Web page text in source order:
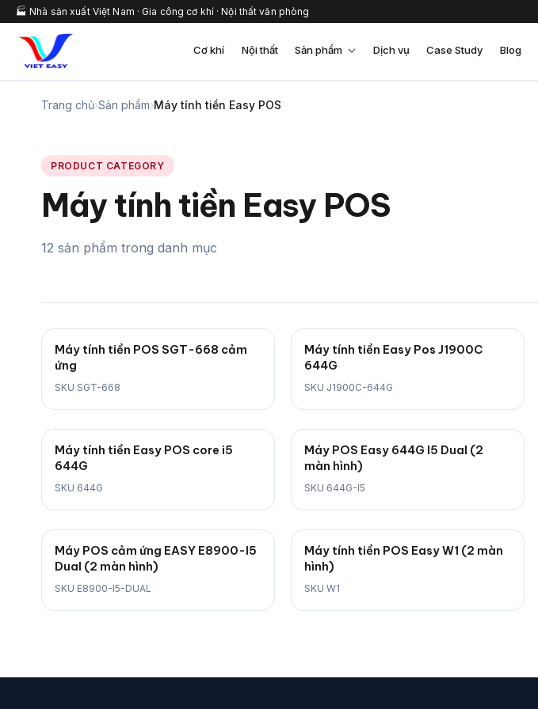
🏭 Nhà sản xuất Việt Nam · Gia công cơ khí · Nội thất văn phòng
Cơ khí Nội thất Sản phẩm Dịch vụ Case Study Blog
Trang chủ›Sản phẩm›Máy tính tiền Easy POS
PRODUCT CATEGORY
Máy tính tiền Easy POS
12 sản phẩm trong danh mục
Máy tính tiền POS SGT-668 cảm
ứng
SKU SGT-668
Máy tính tiền Easy Pos J1900C
644G
SKU J1900C-644G
Máy tính tiền Easy POS core i5
644G
SKU 644G
Máy POS Easy 644G I5 Dual (2
màn hình)
SKU 644G-I5
Máy POS cảm ứng EASY E8900-I5
Dual (2 màn hình)
SKU E8900-I5-DUAL
Máy tính tiền POS Easy W1 (2 màn
hình)
SKU W1